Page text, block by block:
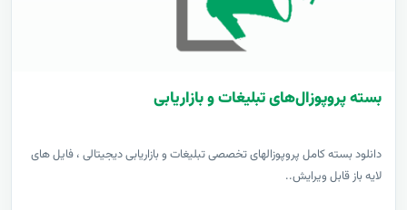
بسته پروپوزال‌های تبلیغات و بازاریابی
دانلود بسته کامل پروپوزالهای تخصصی تبلیغات و بازاریابی دیجیتالی ، فایل های
لایه باز قابل ویرایش..